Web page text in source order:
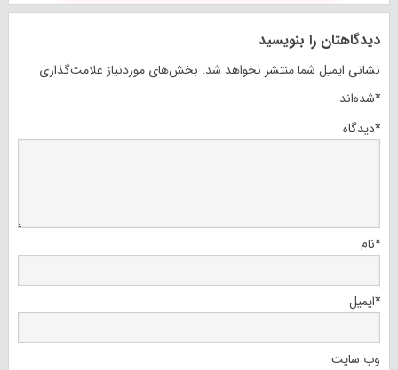
دیدگاهتان را بنویسید
نشانی ایمیل شما منتشر نخواهد شد. بخش‌های موردنیاز علامت‌گذاری
شده‌اند*
دیدگاه*
نام*
ایمیل*
وب‌ سایت